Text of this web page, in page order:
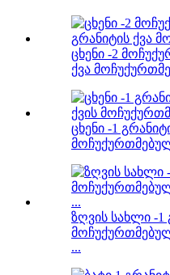
ცხენი -2
ქვა
ცხენი -1
ზღვის სახლი -1
...